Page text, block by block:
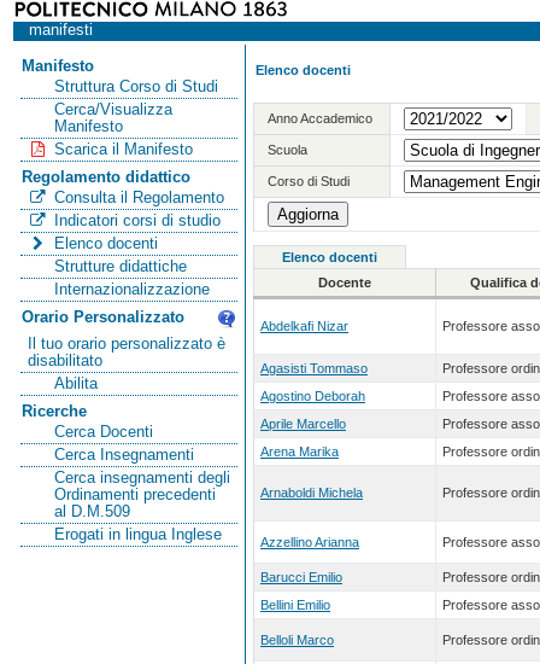
manifesti
Manifesto
Struttura Corso di Studi
Cerca/Visualizza
Manifesto
Scarica il Manifesto
Regolamento didattico
Consulta il Regolamento
Indicatori corsi di studio
Elenco docenti
Strutture didattiche
Internazionalizzazione
Orario Personalizzato
Il tuo orario personalizzato è
disabilitato
Abilita
Ricerche
Cerca Docenti
Cerca Insegnamenti
Cerca insegnamenti degli
Ordinamenti precedenti
al D.M.509
Erogati in lingua Inglese
Elenco docenti
Anno Accademico
Scuola
Corso di Studi
Elenco docenti
Docente
Qualifica
Abdelkafi Nizar Professore
Agasisti Tommaso
Professore
Agostino Deborah
Professore
Aprile Marcello
Professore
Arena Marika
Professore
Arnaboldi Michela Professore
Azzellino Arianna Professore
Barucci Emilio
Professore
Bellini Emilio
Professore
Belloli Marco Professore